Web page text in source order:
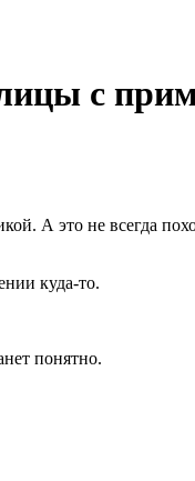
с
А это не всегда
куда-то.
понятно.